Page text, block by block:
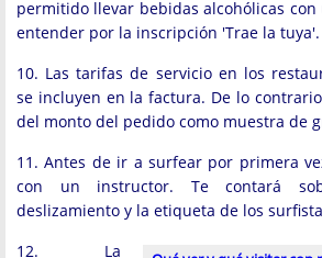
permitido llevar bebidas alcohólicas con
entender por la inscripción 'Trae la tuya'.
10. Las tarifas de servicio en los
se incluyen en la factura. De lo
del monto del pedido como muestra de
11. Antes de ir a surfear por primera
con un instructor. Te contará
deslizamiento y la etiqueta de los
12. La